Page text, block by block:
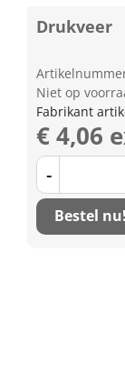
Drukveer
Niet op
Fabrikant
€ 4,06
-
Bestel nu!